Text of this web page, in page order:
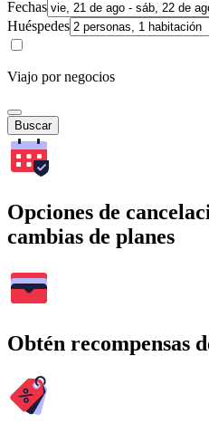
Fechas
Huéspedes
Viajo por negocios
Buscar
Opciones de
cambias de planes
Obtén recompensas